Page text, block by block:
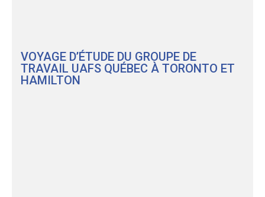
VOYAGE D’ÉTUDE DU GROUPE DE
TRAVAIL UAFS QUÉBEC À TORONTO ET
HAMILTON